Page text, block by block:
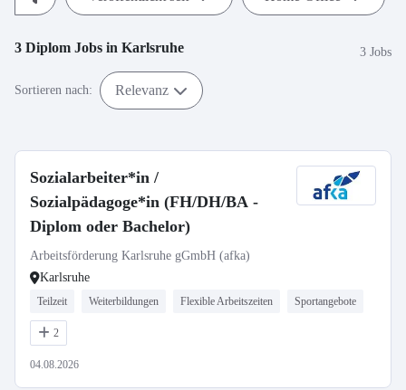
3 Diplom Jobs in Karlsruhe 3 Jobs
Sortieren nach: Relevanz
Sozialarbeiter*in /
Sozialpädagoge*in (FH/DH/BA -
Diplom oder Bachelor)
Arbeitsförderung Karlsruhe gGmbH (afka)
Karlsruhe
Teilzeit Weiterbildungen Flexible Arbeitszeiten Sportangebote
2
04.08.2026